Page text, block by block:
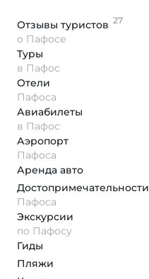
Отзывы туристов 27
о Пафосе
Туры
в Пафос
Отели
Пафоса
Авиабилеты
в Пафос
Аэропорт
Пафоса
Аренда авто
Достопримеча­тельности
Пафоса
Экскурсии
по Пафосу
Гиды
Пляжи